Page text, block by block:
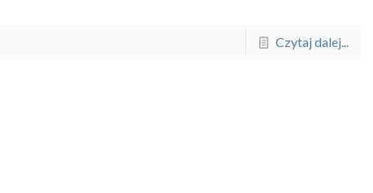
Czytaj dalej...